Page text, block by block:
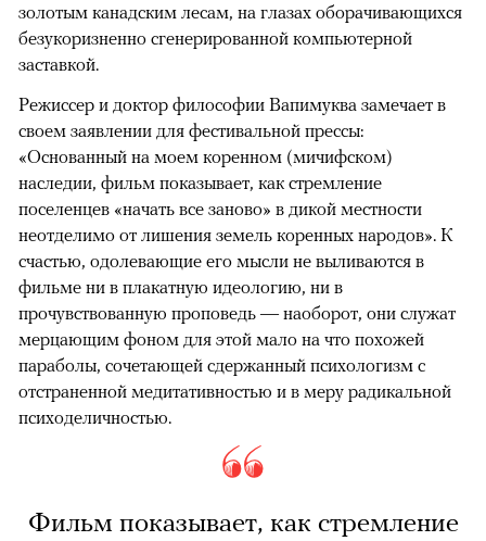
золотым канадским лесам, на глазах оборачивающихся
безукоризненно сгенерированной компьютерной
заставкой.
Режиссер и доктор философии Вапимуква замечает в
своем заявлении для фестивальной прессы:
«Основанный на моем коренном (мичифском)
наследии, фильм показывает, как стремление
поселенцев «начать все заново» в дикой местности
неотделимо от лишения земель коренных народов». К
счастью, одолевающие его мысли не выливаются в
фильме ни в плакатную идеологию, ни в
прочувствованную проповедь — наоборот, они служат
мерцающим фоном для этой мало на что похожей
параболы, сочетающей сдержанный психологизм с
отстраненной медитативностью и в меру радикальной
психоделичностью.
Фильм показывает, как стремление